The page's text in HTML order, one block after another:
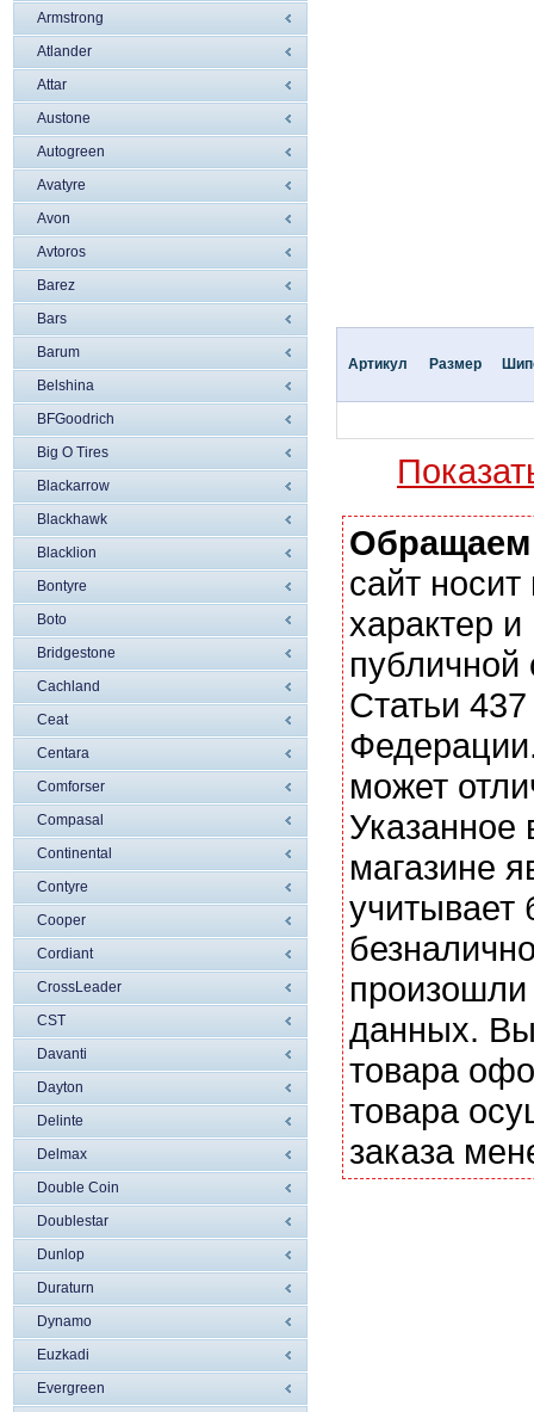
Armstrong
Atlander
Attar
Austone
Autogreen
Avatyre
Avon
Avtoros
Barez
Bars
Barum
Belshina
BFGoodrich
Big O Tires
Blackarrow
Blackhawk
Blacklion
Bontyre
Boto
Bridgestone
Cachland
Ceat
Centara
Comforser
Compasal
Continental
Contyre
Cooper
Cordiant
CrossLeader
CST
Davanti
Dayton
Delinte
Delmax
Double Coin
Doublestar
Dunlop
Duraturn
Dynamo
Euzkadi
Evergreen
Артикул Размер
сайт
характер
Статьи
может
магазине
учитывает
данных. Вы
товара
товара
заказа